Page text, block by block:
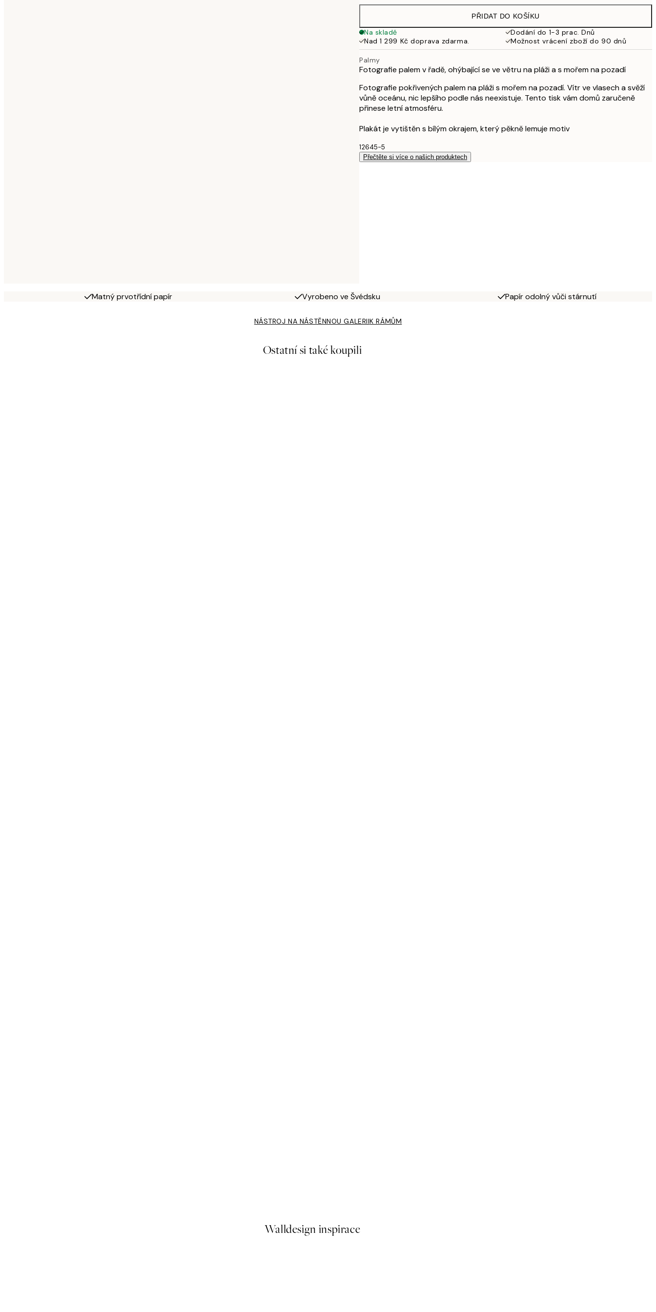
925 Kč
PŘIDAT DO KOŠÍKU
Na skladě
Dodání do 1-3 prac. Dnů
Nad 1 299 Kč doprava zdarma.
Možnost vrácení zboží do 90 dnů
Palmy
Fotografie palem v řadě, ohýbající se ve větru na pláži a s mořem na pozadí
Fotografie pokřivených palem na pláži s mořem na pozadí. Vítr ve vlasech a svěží
vůně oceánu, nic lepšího podle nás neexistuje. Tento tisk vám domů zaručeně
přinese letní atmosféru.
Plakát je vytištěn s bílým okrajem, který pěkně lemuje motiv
12645-5
Přečtěte si více o našich produktech
Matný prvotřídní papír Vyrobeno ve Švédsku Papír odolný vůči stárnutí
NÁSTROJ NA NÁSTĚNNOU GALERIIK RÁMŮM
Ostatní si také koupili
Walldesign inspirace